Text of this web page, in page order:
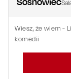
Wiesz, że wiem -
komedii